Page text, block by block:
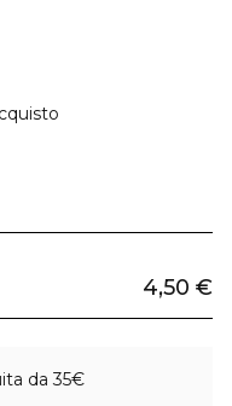
4,50 €
da 35€